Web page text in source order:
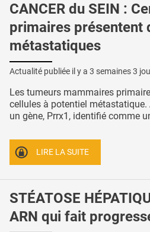
CANCER du SEIN :
primaires présentent
métastatiques
Actualité publiée il y a 3 semaines 3
Les tumeurs mammaires
cellules à potentiel
un gène, Prrx1, identifié comme
LIRE LA SUITE
STÉATOSE
ARN qui fait